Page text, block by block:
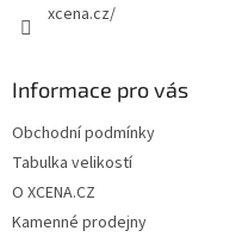
xcena.cz/
Informace pro vás
Obchodní podmínky
Tabulka velikostí
O XCENA.CZ
Kamenné prodejny